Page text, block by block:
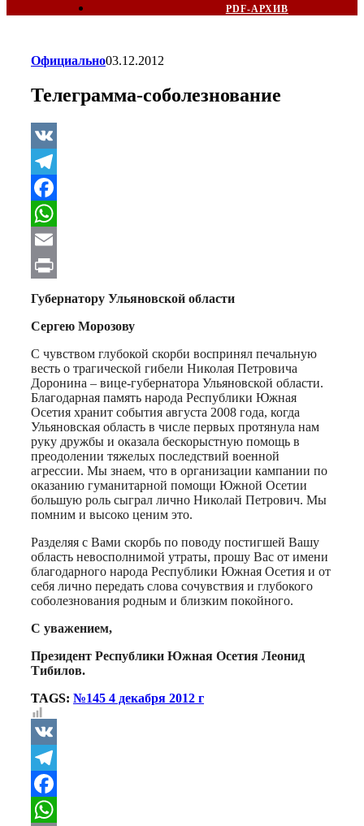
PDF-АРХИВ
Официально03.12.2012
Телеграмма-соболезнование
VK
Telegram
Facebook
WhatsApp
Email
Print
Губернатору Ульяновской области
Сергею Морозову
С чувством глубокой скорби воспринял печальную
весть о трагической гибели Николая Петровича
Доронина – вице-губернатора Ульяновской области.
Благодарная память народа Республики Южная
Осетия хранит события августа 2008 года, когда
Ульяновская область в числе первых протянула нам
руку дружбы и оказала бескорыстную помощь в
преодолении тяжелых последствий военной
агрессии. Мы знаем, что в организации кампании по
оказанию гуманитарной помощи Южной Осетии
большую роль сыграл лично Николай Петрович. Мы
помним и высоко ценим это.
Разделяя с Вами скорбь по поводу постигшей Вашу
область невосполнимой утраты, прошу Вас от имени
благодарного народа Республики Южная Осетия и от
себя лично передать слова сочувствия и глубокого
соболезнования родным и близким покойного.
С уважением,
Президент Республики Южная Осетия Леонид
Тибилов.
TAGS: №145 4 декабря 2012 г
VK
Telegram
Facebook